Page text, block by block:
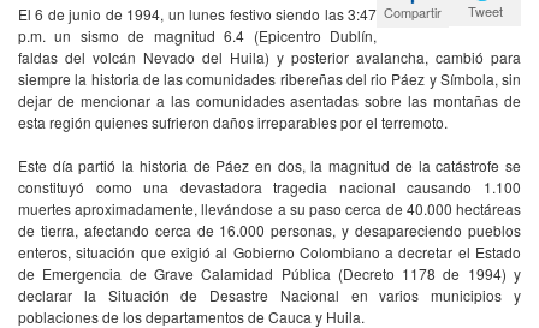
Tweet
Compartir
El 6 de junio de 1994, un lunes festivo siendo las 3:47
p.m. un sismo de magnitud 6.4 (Epicentro Dublín,
faldas del volcán Nevado del Huila) y posterior avalancha, cambió para
siempre la historia de las comunidades ribereñas del rio Páez y Símbola, sin
dejar de mencionar a las comunidades asentadas sobre las montañas de
esta región quienes sufrieron daños irreparables por el terremoto.
Este día partió la historia de Páez en dos, la magnitud de la catástrofe se
constituyó como una devastadora tragedia nacional causando 1.100
muertes aproximadamente, llevándose a su paso cerca de 40.000 hectáreas
de tierra, afectando cerca de 16.000 personas, y desapareciendo pueblos
enteros, situación que exigió al Gobierno Colombiano a decretar el Estado
de Emergencia de Grave Calamidad Pública (Decreto 1178 de 1994) y
declarar la Situación de Desastre Nacional en varios municipios y
poblaciones de los departamentos de Cauca y Huila.